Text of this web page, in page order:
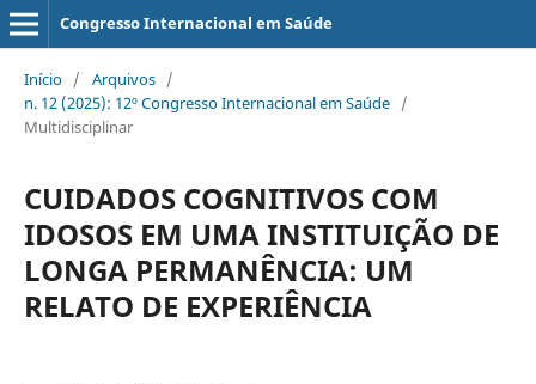
Congresso Internacional em Saúde
Início / Arquivos /
n. 12 (2025): 12º Congresso Internacional em Saúde /
Multidisciplinar
CUIDADOS COGNITIVOS COM
IDOSOS EM UMA INSTITUIÇÃO DE
LONGA PERMANÊNCIA: UM
RELATO DE EXPERIÊNCIA